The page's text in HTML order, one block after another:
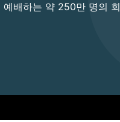
배하는 약 250만 명의 회